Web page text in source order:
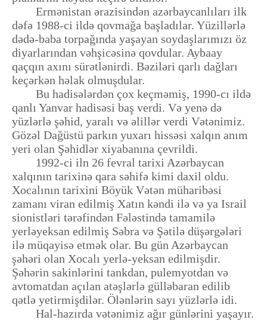
Ermənistan ərazisindən azərbaycanlıları ilk
dəfə 1988-ci ildə qovmağa başladılar. Yüzillərlə
dədə-baba torpağında yaşayan soydaşlarımızı öz
diyarlarından vəhşicəsinə qovdular. Aybaay
qaçqın axını sürətlənirdi. Bəziləri qarlı dağları
keçərkən həlak olmuşdular.
Bu hadisələrdən çox keçməmiş, 1990-cı ildə
qanlı Yanvar hadisəsi baş verdi. Və yenə də
yüzlərlə şəhid, yaralı və əlillər verdi Vətənimiz.
Gözəl Dağüstü parkın yuxarı hissəsi xalqın anım
yeri olan Şəhidlər xiyabanına çevrildi.
1992-ci iln 26 fevral tarixi Azərbaycan
xalqının tarixinə qara səhifə kimi daxil oldu.
Xocalının tarixini Böyük Vətən müharibəsi
zamanı viran edilmiş Xatın kəndi ilə və ya Israil
sionistləri tərəfindən Fələstində tamamilə
yerləyeksan edilmiş Səbra və Şətilə düşərgələri
ilə müqayisə etmək olar. Bu gün Azərbaycan
şəhəri olan Xocalı yerlə-yeksan edilmişdir.
Şəhərin sakinlərini tankdan, pulemyotdan və
avtomatdan açılan atəşlərlə gülləbaran edilib
qətlə yetirmişdilər. Ölənlərin sayı yüzlərlə idi.
Hal-hazırda vətənimiz ağır günlərini yaşayır.